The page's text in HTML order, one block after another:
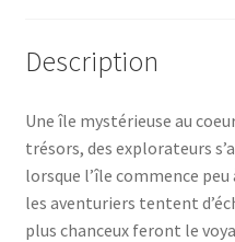
Description
Une île mystérieuse au
trésors, des explorateurs
lorsque l’île commence peu
les aventuriers tentent
plus chanceux feront le